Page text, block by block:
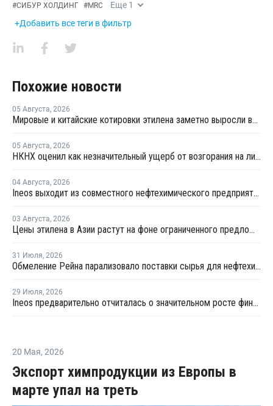
#СИБУР ХОЛДИНГ #MRC Еще 1
+Добавить все теги в фильтр
Похожие новости
05 Августа, 2026
Мировые и китайские котировки этилена заметно выросли во второй половине июля
05 Августа, 2026
НКНХ оценил как незначительный ущерб от возгорания на линии полистирола
04 Августа, 2026
Ineos выходит из совместного нефтехимического предприятия с Sinopec
03 Августа, 2026
Цены этилена в Азии растут на фоне ограниченного предложения
31 Июля, 2026
Обмеление Рейна парализовало поставки сырья для нефтехимии Германии
29 Июля, 2026
Ineos предварительно отчиталась о значительном росте финансовых показателей
20 Мая, 2026
Экспорт химпродукции из Европы в
марте упал на треть